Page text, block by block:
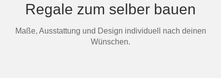
Regale zum selber bauen
Maße, Ausstattung und Design individuell nach deinen
Wünschen.